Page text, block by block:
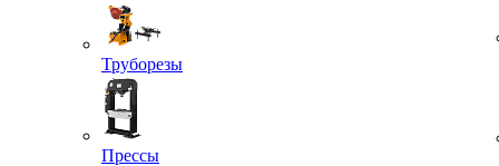
Труборезы
Прессы